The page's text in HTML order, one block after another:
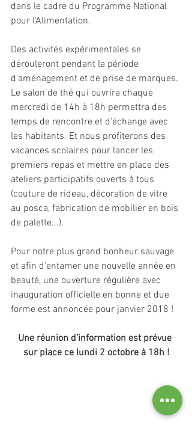
dans le cadre du Programme National
pour l'Alimentation.
Des activités expérimentales se
dérouleront pendant la période
d'aménagement et de prise de marques.
Le salon de thé qui ouvrira chaque
mercredi de 14h à 18h permettra des
temps de rencontre et d'échange avec
les habitants. Et nous profiterons des
vacances scolaires pour lancer les
premiers repas et mettre en place des
ateliers participatifs ouverts à tous
(couture de rideau, décoration de vitre
au posca, fabrication de mobilier en bois
de palette...).
Pour notre plus grand bonheur sauvage
et afin d'entamer une nouvelle année en
beauté, une ouverture régulière avec
inauguration officielle en bonne et due
forme est annoncée pour janvier 2018 !
Une réunion d’information est prévue
sur place ce lundi 2 octobre à 18h !